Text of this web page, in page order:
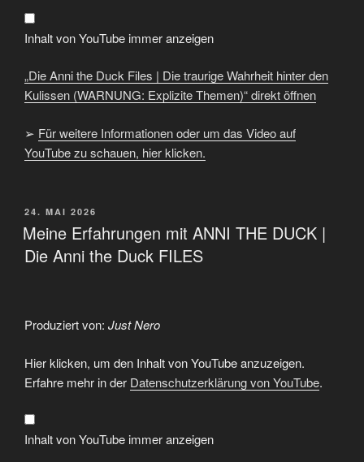
|
Die
traurige
Wahrheit
den
Kulissen
(WARNUNG:
Explizite
von
YouTube
anzeigen
Inhalt von YouTube immer anzeigen
„Die Anni the Duck Files | Die traurige Wahrheit hinter den
Kulissen (WARNUNG: Explizite Themen)“ direkt öffnen
➢ Für weitere Informationen oder um das Video auf
YouTube zu schauen, hier klicken.
VERÖFFENTLICHT
AM
24. MAI 2026
Meine Erfahrungen mit ANNI THE DUCK |
Die Anni the Duck FILES
Produziert von: Just Nero
„Meine
Erfahrungen
mit
ANNI
DUCK
|
Die
Anni
Hier klicken, um den Inhalt von YouTube anzuzeigen.
Erfahre mehr in der Datenschutzerklärung von YouTube.
Inhalt von YouTube immer anzeigen